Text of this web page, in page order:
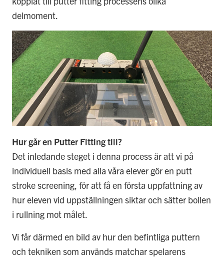
delmoment.
Hur går en Putter Fitting till?
Det inledande steget i denna process är att vi på
individuell basis med alla våra elever gör en putt
stroke screening, för att få en första uppfattning av
hur eleven vid uppställningen siktar och sätter bollen
i rullning mot målet.
Vi får därmed en bild av hur den befintliga puttern
och tekniken som används matchar spelarens